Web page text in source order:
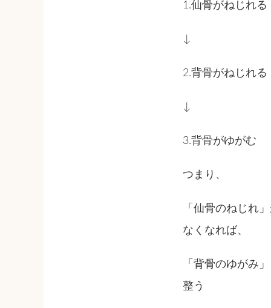
1.仙骨がねじれる
↓
2.背骨がねじれる
↓
3.背骨がゆがむ
つまり、
「仙骨のねじれ
なくなれば、
「背骨のゆがみ
整う